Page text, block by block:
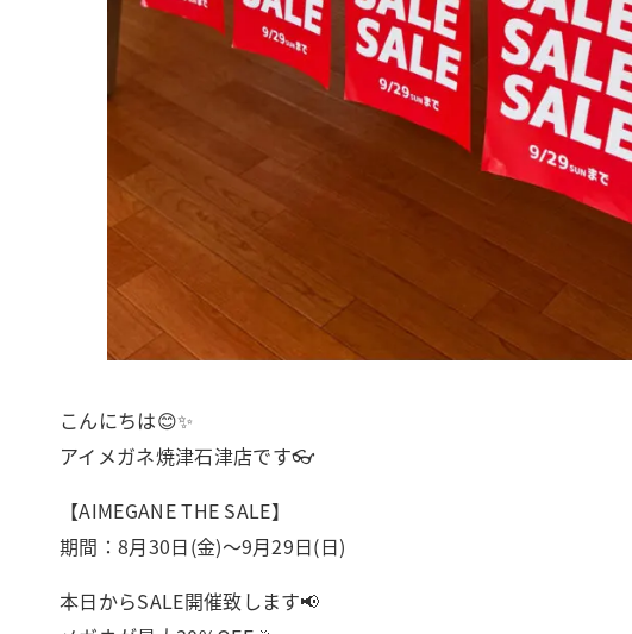
こんにちは😊✨
アイメガネ焼津石津店です👓
【AIMEGANE THE SALE】
期間：8月30日(金)〜9月29日(日)
本日からSALE開催致します📢